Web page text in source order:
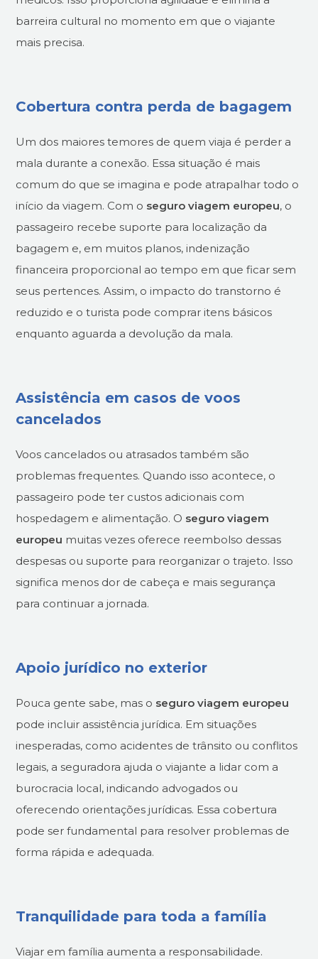
barreira cultural no momento em que o viajante
mais precisa.
Cobertura contra perda de bagagem
Um dos maiores temores de quem viaja é perder a
mala durante a conexão. Essa situação é mais
comum do que se imagina e pode atrapalhar todo o
início da viagem. Com o seguro viagem europeu, o
passageiro recebe suporte para localização da
bagagem e, em muitos planos, indenização
financeira proporcional ao tempo em que ficar sem
seus pertences. Assim, o impacto do transtorno é
reduzido e o turista pode comprar itens básicos
enquanto aguarda a devolução da mala.
Assistência em casos de voos
cancelados
Voos cancelados ou atrasados também são
problemas frequentes. Quando isso acontece, o
passageiro pode ter custos adicionais com
hospedagem e alimentação. O seguro viagem
europeu muitas vezes oferece reembolso dessas
despesas ou suporte para reorganizar o trajeto. Isso
significa menos dor de cabeça e mais segurança
para continuar a jornada.
Apoio jurídico no exterior
Pouca gente sabe, mas o seguro viagem europeu
pode incluir assistência jurídica. Em situações
inesperadas, como acidentes de trânsito ou conflitos
legais, a seguradora ajuda o viajante a lidar com a
burocracia local, indicando advogados ou
oferecendo orientações jurídicas. Essa cobertura
pode ser fundamental para resolver problemas de
forma rápida e adequada.
Tranquilidade para toda a família
Viajar em família aumenta a responsabilidade.